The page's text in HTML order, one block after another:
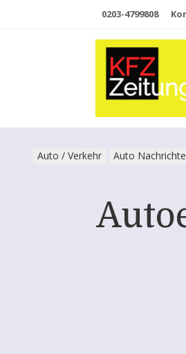
0203-4799808
Auto / Verkehr Auto